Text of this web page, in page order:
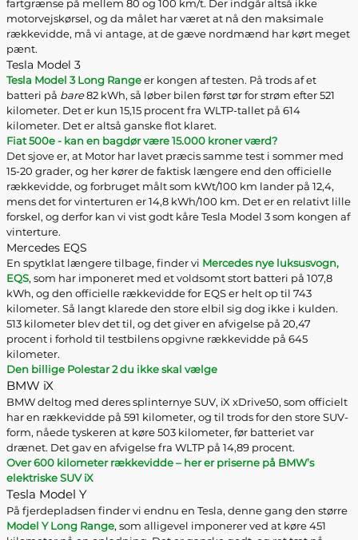
fartgrænse på mellem 80 og 100 km/t. Der indgår altså ikke
motorvejskørsel, og da målet har været at nå den maksimale
rækkevidde, må vi antage, at de gæve nordmænd har kørt meget
pænt.
Tesla Model 3
Tesla Model 3 Long Rangeer kongen af testen. På trods af et
batteri på bare82 kWh, så løber bilen først tør for strøm efter 521
kilometer. Det er kun 15,15 procent fra WLTP-tallet på 614
kilometer. Det er altså ganske flot klaret.
Fiat 500e - kan en bagdør være 15.000 kroner værd?
Det sjove er, at Motor har lavet præcis samme test i sommer med
15-20 grader, og her kører de faktisk længere end den officielle
rækkevidde, og forbruget målt som kWt/100 km lander på 12,4,
mens det for vinterturen er 14,8 kWh/100 km. Det er en relativt lille
forskel, og derfor kan vi vist godt kåre Tesla Model 3 som kongen af
vinterture.
Mercedes EQS
En spytklat længere tilbage, finder vi Mercedes nye luksusvogn,
EQS, som har imponeret med et voldsomt stort batteri på 107,8
kWh, og den officielle rækkevidde for EQS er helt op til 743
kilometer. Så langt klarede den store elbil sig dog ikke i kulden.
513 kilometer blev det til, og det giver en afvigelse på 20,47
procent i forhold til testbilens opgivne rækkevidde på 645
kilometer.
Den billige Polestar 2 du ikke skal vælge
BMW iX
BMW deltog med deres splinternye SUV, iX xDrive50, som officielt
har en rækkevidde på 591 kilometer, og til trods for den store SUV-
form, nåede tyskeren at køre 503 kilometer, før batteriet var
drænet. Det gav en afvigelse fra WLTP på 14,89 procent.
Over 600 kilometer rækkevidde – her er priserne på BMW’s
elektriske SUV iX
Tesla Model Y
På fjerdepladsen finder vi endnu en Tesla, denne gang den større
Model Y Long Range, som alligevel imponerer ved at køre 451